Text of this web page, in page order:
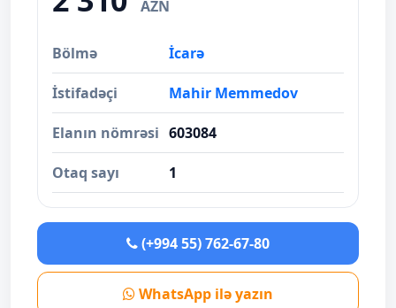
AZN
Bölmə İcarə
İstifadəçi Mahir Memmedov
Elanın nömrəsi 603084
Otaq sayı 1
(+994 55) 762-67-80
WhatsApp ilə yazın